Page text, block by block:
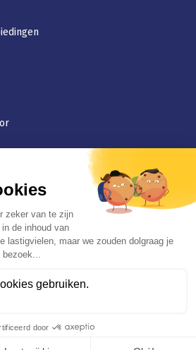
Gembloux / Brusselsesteenweg 599,3090